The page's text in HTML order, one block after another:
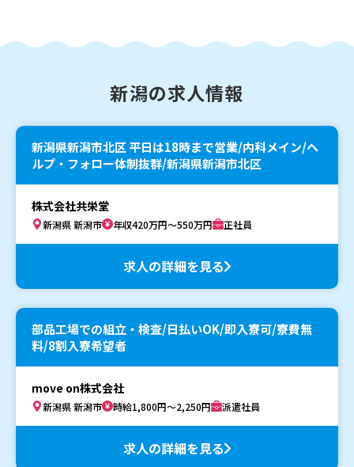
新潟の求人情報
新潟県新潟市北区 平日は18時まで営業/内科メイン/ヘ
ルプ・フォロー体制抜群/新潟県新潟市北区
株式会社共栄堂
新潟県 新潟市 年収420万円～550万円 正社員
求人の詳細を見る
部品工場での組立・検査/日払いOK/即入寮可/寮費無
料/8割入寮希望者
move on株式会社
新潟県 新潟市 時給1,800円～2,250円 派遣社員
求人の詳細を見る